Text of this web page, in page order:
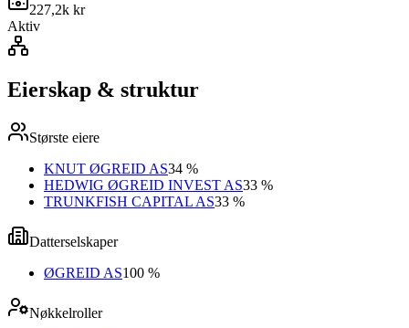
227,2k kr
Aktiv
Eierskap & struktur
Største eiere
KNUT ØGREID AS34 %
HEDWIG ØGREID INVEST AS33 %
TRUNKFISH CAPITAL AS33 %
Datterselskaper
ØGREID AS100 %
Nøkkelroller